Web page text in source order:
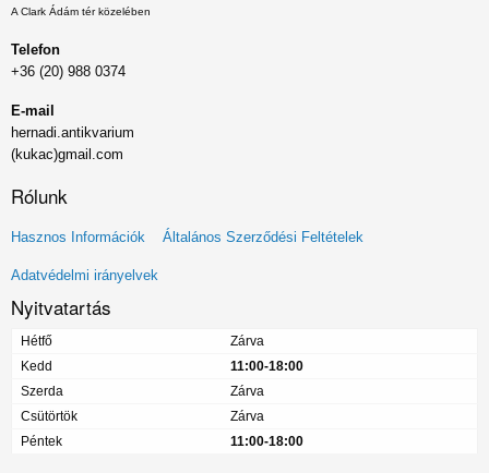
A Clark Ádám tér közelében
Telefon
+36 (20) 988 0374
E-mail
hernadi.antikvarium
(kukac)gmail.com
Rólunk
Lábléc
menü
Hasznos Információk Általános Szerződési Feltételek
Adatvédelmi irányelvek
Nyitvatartás
Hétfő
Zárva
Kedd
11:00-18:00
Szerda
Zárva
Csütörtök
Zárva
Péntek
11:00-18:00